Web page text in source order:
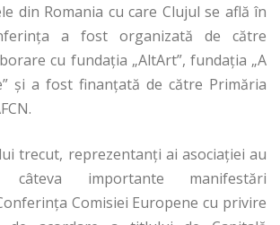
din Romania cu care Clujul se află în
a fost organizată de către
cu fundaţia „AltArt”, fundaţia „A
şi a fost finanţată de către Primăria
trecut, reprezentanţi ai asociaţiei au
importante manifestări
Comisiei Europene cu privire